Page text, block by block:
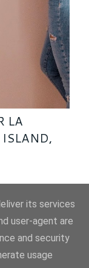
LA
its services
user-agent are
and security
usage